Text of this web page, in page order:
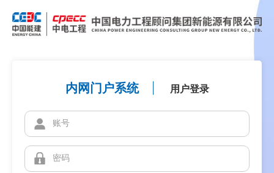
内网门户系统 用户登录